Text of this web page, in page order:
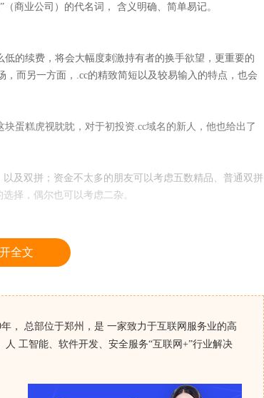
（商业公司）的代名词， 含义明确、简单易记。
的续费，将会大幅度刺激持有者的换手欲望，更重要的
而另一方面，.cc的精致简短以及较易输入的特点，也会
蛋糕虎视眈眈，对于初投资.cc域名的新人，他也给出了
及双拼；资金不太多的朋友可以考虑五数精品、普通双拼
择，偶尔也可以考虑二杂。
全文
， 总部位于郑州，是 一家致力于互联网服务业的高
工智能、软件开发、安全服务“互联网+”行业解决